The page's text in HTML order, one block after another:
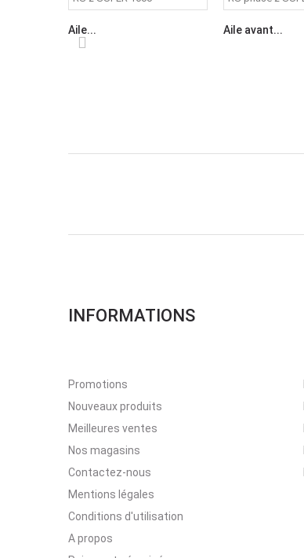
Aile... Aile avant...
INFORMATIONS
Promotions
Nouveaux produits
Meilleures ventes
Nos magasins
Contactez-nous
Mentions légales
Conditions d'utilisation
A propos